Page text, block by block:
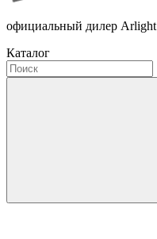
официальный дилер Arlight
Каталог